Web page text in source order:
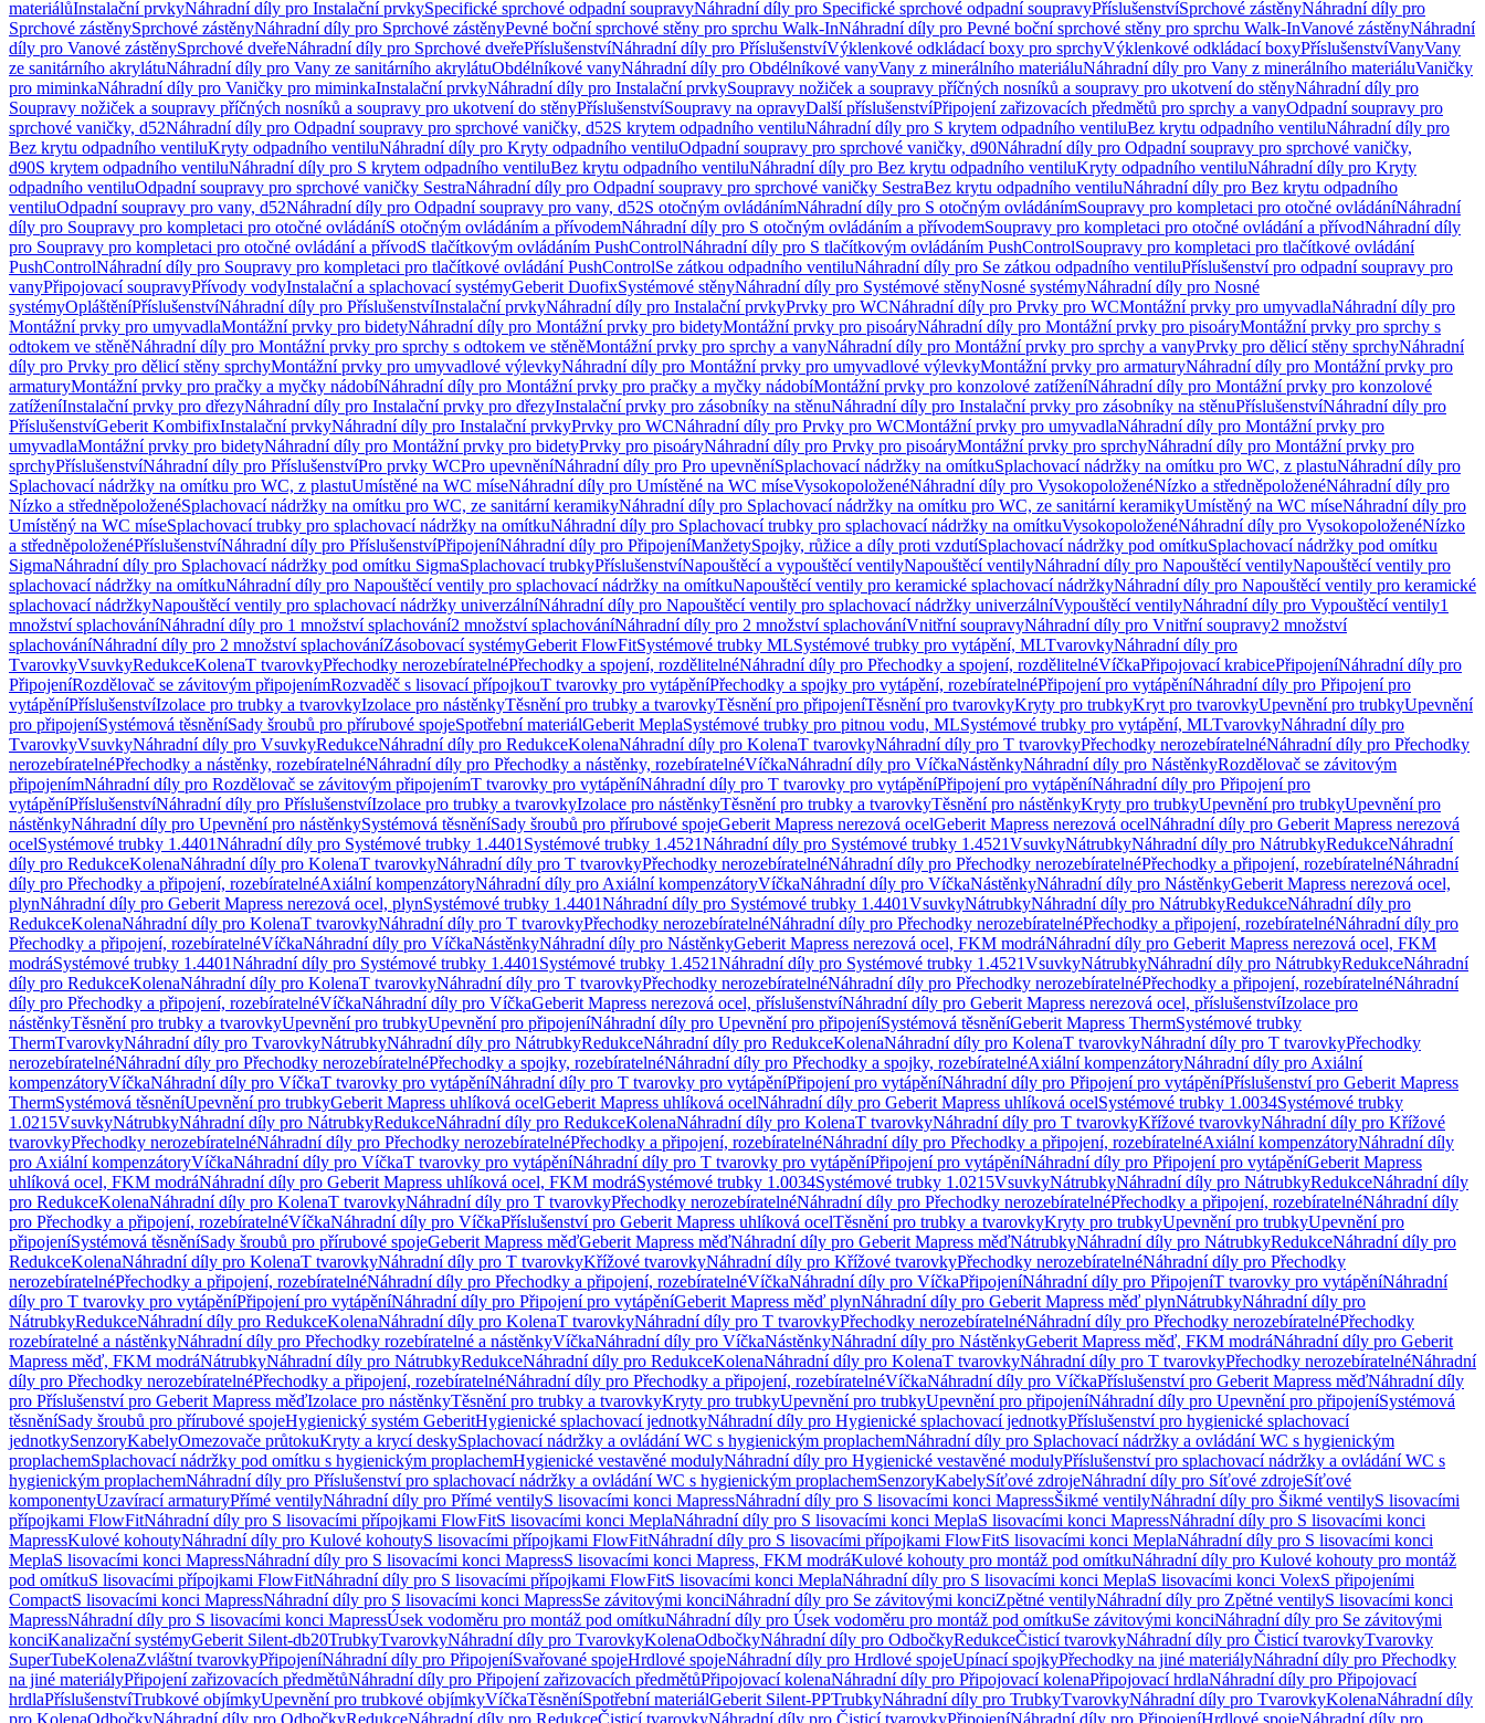
materiálůInstalační prvkyNáhradní díly pro Instalační prvkySpecifické sprchové odpadní soupravyNáhradní díly pro Specifické sprchové odpadní soupravyPříslušenstvíSprchové zástěnyNáhradní díly pro
Sprchové zástěnySprchové zástěnyNáhradní díly pro Sprchové zástěnyPevné boční sprchové stěny pro sprchu Walk-InNáhradní díly pro Pevné boční sprchové stěny pro sprchu Walk-InVanové zástěnyNáhradní
díly pro Vanové zástěnySprchové dveřeNáhradní díly pro Sprchové dveřePříslušenstvíNáhradní díly pro PříslušenstvíVýklenkové odkládací boxy pro sprchyVýklenkové odkládací boxyPříslušenstvíVanyVany
ze sanitárního akrylátuNáhradní díly pro Vany ze sanitárního akrylátuObdélníkové vanyNáhradní díly pro Obdélníkové vanyVany z minerálního materiáluNáhradní díly pro Vany z minerálního materiáluVaničky
pro miminkaNáhradní díly pro Vaničky pro miminkaInstalační prvkyNáhradní díly pro Instalační prvkySoupravy nožiček a soupravy příčných nosníků a soupravy pro ukotvení do stěnyNáhradní díly pro
Soupravy nožiček a soupravy příčných nosníků a soupravy pro ukotvení do stěnyPříslušenstvíSoupravy na opravyDalší příslušenstvíPřipojení zařizovacích předmětů pro sprchy a vanyOdpadní soupravy pro
sprchové vaničky, d52Náhradní díly pro Odpadní soupravy pro sprchové vaničky, d52S krytem odpadního ventiluNáhradní díly pro S krytem odpadního ventiluBez krytu odpadního ventiluNáhradní díly pro
Bez krytu odpadního ventiluKryty odpadního ventiluNáhradní díly pro Kryty odpadního ventiluOdpadní soupravy pro sprchové vaničky, d90Náhradní díly pro Odpadní soupravy pro sprchové vaničky,
d90S krytem odpadního ventiluNáhradní díly pro S krytem odpadního ventiluBez krytu odpadního ventiluNáhradní díly pro Bez krytu odpadního ventiluKryty odpadního ventiluNáhradní díly pro Kryty
odpadního ventiluOdpadní soupravy pro sprchové vaničky SestraNáhradní díly pro Odpadní soupravy pro sprchové vaničky SestraBez krytu odpadního ventiluNáhradní díly pro Bez krytu odpadního
ventiluOdpadní soupravy pro vany, d52Náhradní díly pro Odpadní soupravy pro vany, d52S otočným ovládánímNáhradní díly pro S otočným ovládánímSoupravy pro kompletaci pro otočné ovládáníNáhradní
díly pro Soupravy pro kompletaci pro otočné ovládáníS otočným ovládáním a přívodemNáhradní díly pro S otočným ovládáním a přívodemSoupravy pro kompletaci pro otočné ovládání a přívodNáhradní díly
pro Soupravy pro kompletaci pro otočné ovládání a přívodS tlačítkovým ovládáním PushControlNáhradní díly pro S tlačítkovým ovládáním PushControlSoupravy pro kompletaci pro tlačítkové ovládání
PushControlNáhradní díly pro Soupravy pro kompletaci pro tlačítkové ovládání PushControlSe zátkou odpadního ventiluNáhradní díly pro Se zátkou odpadního ventiluPříslušenství pro odpadní soupravy pro
vanyPřipojovací soupravyPřívody vodyInstalační a splachovací systémyGeberit DuofixSystémové stěnyNáhradní díly pro Systémové stěnyNosné systémyNáhradní díly pro Nosné
systémyOpláštěníPříslušenstvíNáhradní díly pro PříslušenstvíInstalační prvkyNáhradní díly pro Instalační prvkyPrvky pro WCNáhradní díly pro Prvky pro WCMontážní prvky pro umyvadlaNáhradní díly pro
Montážní prvky pro umyvadlaMontážní prvky pro bidetyNáhradní díly pro Montážní prvky pro bidetyMontážní prvky pro pisoáryNáhradní díly pro Montážní prvky pro pisoáryMontážní prvky pro sprchy s
odtokem ve stěněNáhradní díly pro Montážní prvky pro sprchy s odtokem ve stěněMontážní prvky pro sprchy a vanyNáhradní díly pro Montážní prvky pro sprchy a vanyPrvky pro dělicí stěny sprchyNáhradní
díly pro Prvky pro dělicí stěny sprchyMontážní prvky pro umyvadlové výlevkyNáhradní díly pro Montážní prvky pro umyvadlové výlevkyMontážní prvky pro armaturyNáhradní díly pro Montážní prvky pro
armaturyMontážní prvky pro pračky a myčky nádobíNáhradní díly pro Montážní prvky pro pračky a myčky nádobíMontážní prvky pro konzolové zatíženíNáhradní díly pro Montážní prvky pro konzolové
zatíženíInstalační prvky pro dřezyNáhradní díly pro Instalační prvky pro dřezyInstalační prvky pro zásobníky na stěnuNáhradní díly pro Instalační prvky pro zásobníky na stěnuPříslušenstvíNáhradní díly pro
PříslušenstvíGeberit KombifixInstalační prvkyNáhradní díly pro Instalační prvkyPrvky pro WCNáhradní díly pro Prvky pro WCMontážní prvky pro umyvadlaNáhradní díly pro Montážní prvky pro
umyvadlaMontážní prvky pro bidetyNáhradní díly pro Montážní prvky pro bidetyPrvky pro pisoáryNáhradní díly pro Prvky pro pisoáryMontážní prvky pro sprchyNáhradní díly pro Montážní prvky pro
sprchyPříslušenstvíNáhradní díly pro PříslušenstvíPro prvky WCPro upevněníNáhradní díly pro Pro upevněníSplachovací nádržky na omítkuSplachovací nádržky na omítku pro WC, z plastuNáhradní díly pro
Splachovací nádržky na omítku pro WC, z plastuUmístěné na WC míseNáhradní díly pro Umístěné na WC míseVysokopoloženéNáhradní díly pro VysokopoloženéNízko a středněpoloženéNáhradní díly pro
Nízko a středněpoloženéSplachovací nádržky na omítku pro WC, ze sanitární keramikyNáhradní díly pro Splachovací nádržky na omítku pro WC, ze sanitární keramikyUmístěný na WC míseNáhradní díly pro
Umístěný na WC míseSplachovací trubky pro splachovací nádržky na omítkuNáhradní díly pro Splachovací trubky pro splachovací nádržky na omítkuVysokopoloženéNáhradní díly pro VysokopoloženéNízko
a středněpoloženéPříslušenstvíNáhradní díly pro PříslušenstvíPřipojeníNáhradní díly pro PřipojeníManžetySpojky, růžice a díly proti vzdutíSplachovací nádržky pod omítkuSplachovací nádržky pod omítku
SigmaNáhradní díly pro Splachovací nádržky pod omítku SigmaSplachovací trubkyPříslušenstvíNapouštěcí a vypouštěcí ventilyNapouštěcí ventilyNáhradní díly pro Napouštěcí ventilyNapouštěcí ventily pro
splachovací nádržky na omítkuNáhradní díly pro Napouštěcí ventily pro splachovací nádržky na omítkuNapouštěcí ventily pro keramické splachovací nádržkyNáhradní díly pro Napouštěcí ventily pro keramické
splachovací nádržkyNapouštěcí ventily pro splachovací nádržky univerzálníNáhradní díly pro Napouštěcí ventily pro splachovací nádržky univerzálníVypouštěcí ventilyNáhradní díly pro Vypouštěcí ventily1
množství splachováníNáhradní díly pro 1 množství splachování2 množství splachováníNáhradní díly pro 2 množství splachováníVnitřní soupravyNáhradní díly pro Vnitřní soupravy2 množství
splachováníNáhradní díly pro 2 množství splachováníZásobovací systémyGeberit FlowFitSystémové trubky MLSystémové trubky pro vytápění, MLTvarovkyNáhradní díly pro
TvarovkyVsuvkyRedukceKolenaT tvarovkyPřechodky nerozebíratelnéPřechodky a spojení, rozdělitelnéNáhradní díly pro Přechodky a spojení, rozdělitelnéVíčkaPřipojovací krabicePřipojeníNáhradní díly pro
PřipojeníRozdělovač se závitovým připojenímRozvaděč s lisovací přípojkouT tvarovky pro vytápěníPřechodky a spojky pro vytápění, rozebíratelnéPřipojení pro vytápěníNáhradní díly pro Připojení pro
vytápěníPříslušenstvíIzolace pro trubky a tvarovkyIzolace pro nástěnkyTěsnění pro trubky a tvarovkyTěsnění pro připojeníTěsnění pro tvarovkyKryty pro trubkyKryt pro tvarovkyUpevnění pro trubkyUpevnění
pro připojeníSystémová těsněníSady šroubů pro přírubové spojeSpotřební materiálGeberit MeplaSystémové trubky pro pitnou vodu, MLSystémové trubky pro vytápění, MLTvarovkyNáhradní díly pro
TvarovkyVsuvkyNáhradní díly pro VsuvkyRedukceNáhradní díly pro RedukceKolenaNáhradní díly pro KolenaT tvarovkyNáhradní díly pro T tvarovkyPřechodky nerozebíratelnéNáhradní díly pro Přechodky
nerozebíratelnéPřechodky a nástěnky, rozebíratelnéNáhradní díly pro Přechodky a nástěnky, rozebíratelnéVíčkaNáhradní díly pro VíčkaNástěnkyNáhradní díly pro NástěnkyRozdělovač se závitovým
připojenímNáhradní díly pro Rozdělovač se závitovým připojenímT tvarovky pro vytápěníNáhradní díly pro T tvarovky pro vytápěníPřipojení pro vytápěníNáhradní díly pro Připojení pro
vytápěníPříslušenstvíNáhradní díly pro PříslušenstvíIzolace pro trubky a tvarovkyIzolace pro nástěnkyTěsnění pro trubky a tvarovkyTěsnění pro nástěnkyKryty pro trubkyUpevnění pro trubkyUpevnění pro
nástěnkyNáhradní díly pro Upevnění pro nástěnkySystémová těsněníSady šroubů pro přírubové spojeGeberit Mapress nerezová ocelGeberit Mapress nerezová ocelNáhradní díly pro Geberit Mapress nerezová
ocelSystémové trubky 1.4401Náhradní díly pro Systémové trubky 1.4401 Systémové trubky 1.4521Náhradní díly pro Systémové trubky 1.4521VsuvkyNátrubkyNáhradní díly pro NátrubkyRedukceNáhradní
díly pro RedukceKolenaNáhradní díly pro KolenaT tvarovkyNáhradní díly pro T tvarovkyPřechodky nerozebíratelnéNáhradní díly pro Přechodky nerozebíratelnéPřechodky a připojení, rozebíratelnéNáhradní
díly pro Přechodky a připojení, rozebíratelnéAxiální kompenzátoryNáhradní díly pro Axiální kompenzátoryVíčkaNáhradní díly pro VíčkaNástěnkyNáhradní díly pro NástěnkyGeberit Mapress nerezová ocel,
plynNáhradní díly pro Geberit Mapress nerezová ocel, plynSystémové trubky 1.4401Náhradní díly pro Systémové trubky 1.4401VsuvkyNátrubkyNáhradní díly pro NátrubkyRedukceNáhradní díly pro
RedukceKolenaNáhradní díly pro KolenaT tvarovkyNáhradní díly pro T tvarovkyPřechodky nerozebíratelnéNáhradní díly pro Přechodky nerozebíratelnéPřechodky a připojení, rozebíratelnéNáhradní díly pro
Přechodky a připojení, rozebíratelnéVíčkaNáhradní díly pro VíčkaNástěnkyNáhradní díly pro NástěnkyGeberit Mapress nerezová ocel, FKM modráNáhradní díly pro Geberit Mapress nerezová ocel, FKM
modráSystémové trubky 1.4401Náhradní díly pro Systémové trubky 1.4401 Systémové trubky 1.4521Náhradní díly pro Systémové trubky 1.4521VsuvkyNátrubkyNáhradní díly pro NátrubkyRedukceNáhradní
díly pro RedukceKolenaNáhradní díly pro KolenaT tvarovkyNáhradní díly pro T tvarovkyPřechodky nerozebíratelnéNáhradní díly pro Přechodky nerozebíratelnéPřechodky a připojení, rozebíratelnéNáhradní
díly pro Přechodky a připojení, rozebíratelnéVíčkaNáhradní díly pro VíčkaGeberit Mapress nerezová ocel, příslušenstvíNáhradní díly pro Geberit Mapress nerezová ocel, příslušenstvíIzolace pro
nástěnkyTěsnění pro trubky a tvarovkyUpevnění pro trubkyUpevnění pro připojeníNáhradní díly pro Upevnění pro připojeníSystémová těsněníGeberit Mapress ThermSystémové trubky
ThermTvarovkyNáhradní díly pro TvarovkyNátrubkyNáhradní díly pro NátrubkyRedukceNáhradní díly pro RedukceKolenaNáhradní díly pro KolenaT tvarovkyNáhradní díly pro T tvarovkyPřechodky
nerozebíratelnéNáhradní díly pro Přechodky nerozebíratelnéPřechodky a spojky, rozebíratelnéNáhradní díly pro Přechodky a spojky, rozebíratelnéAxiální kompenzátoryNáhradní díly pro Axiální
kompenzátoryVíčkaNáhradní díly pro VíčkaT tvarovky pro vytápěníNáhradní díly pro T tvarovky pro vytápěníPřipojení pro vytápěníNáhradní díly pro Připojení pro vytápěníPříslušenství pro Geberit Mapress
ThermSystémová těsněníUpevnění pro trubkyGeberit Mapress uhlíková ocelGeberit Mapress uhlíková ocelNáhradní díly pro Geberit Mapress uhlíková ocelSystémové trubky 1.0034Systémové trubky
1.0215VsuvkyNátrubkyNáhradní díly pro NátrubkyRedukceNáhradní díly pro RedukceKolenaNáhradní díly pro KolenaT tvarovkyNáhradní díly pro T tvarovkyKřížové tvarovkyNáhradní díly pro Křížové
tvarovkyPřechodky nerozebíratelnéNáhradní díly pro Přechodky nerozebíratelnéPřechodky a připojení, rozebíratelnéNáhradní díly pro Přechodky a připojení, rozebíratelnéAxiální kompenzátoryNáhradní díly
pro Axiální kompenzátoryVíčkaNáhradní díly pro VíčkaT tvarovky pro vytápěníNáhradní díly pro T tvarovky pro vytápěníPřipojení pro vytápěníNáhradní díly pro Připojení pro vytápěníGeberit Mapress
uhlíková ocel, FKM modráNáhradní díly pro Geberit Mapress uhlíková ocel, FKM modráSystémové trubky 1.0034Systémové trubky 1.0215VsuvkyNátrubkyNáhradní díly pro NátrubkyRedukceNáhradní díly
pro RedukceKolenaNáhradní díly pro KolenaT tvarovkyNáhradní díly pro T tvarovkyPřechodky nerozebíratelnéNáhradní díly pro Přechodky nerozebíratelnéPřechodky a připojení, rozebíratelnéNáhradní díly
pro Přechodky a připojení, rozebíratelnéVíčkaNáhradní díly pro VíčkaPříslušenství pro Geberit Mapress uhlíková ocelTěsnění pro trubky a tvarovkyKryty pro trubkyUpevnění pro trubkyUpevnění pro
připojeníSystémová těsněníSady šroubů pro přírubové spojeGeberit Mapress měďGeberit Mapress měďNáhradní díly pro Geberit Mapress měďNátrubkyNáhradní díly pro NátrubkyRedukceNáhradní díly pro
RedukceKolenaNáhradní díly pro KolenaT tvarovkyNáhradní díly pro T tvarovkyKřížové tvarovkyNáhradní díly pro Křížové tvarovkyPřechodky nerozebíratelnéNáhradní díly pro Přechodky
nerozebíratelnéPřechodky a připojení, rozebíratelnéNáhradní díly pro Přechodky a připojení, rozebíratelnéVíčkaNáhradní díly pro VíčkaPřipojeníNáhradní díly pro PřipojeníT tvarovky pro vytápěníNáhradní
díly pro T tvarovky pro vytápěníPřipojení pro vytápěníNáhradní díly pro Připojení pro vytápěníGeberit Mapress měď plynNáhradní díly pro Geberit Mapress měď plynNátrubkyNáhradní díly pro
NátrubkyRedukceNáhradní díly pro RedukceKolenaNáhradní díly pro KolenaT tvarovkyNáhradní díly pro T tvarovkyPřechodky nerozebíratelnéNáhradní díly pro Přechodky nerozebíratelnéPřechodky
rozebíratelné a nástěnkyNáhradní díly pro Přechodky rozebíratelné a nástěnkyVíčkaNáhradní díly pro VíčkaNástěnkyNáhradní díly pro NástěnkyGeberit Mapress měď, FKM modráNáhradní díly pro Geberit
Mapress měď, FKM modráNátrubkyNáhradní díly pro NátrubkyRedukceNáhradní díly pro RedukceKolenaNáhradní díly pro KolenaT tvarovkyNáhradní díly pro T tvarovkyPřechodky nerozebíratelnéNáhradní
díly pro Přechodky nerozebíratelnéPřechodky a připojení, rozebíratelnéNáhradní díly pro Přechodky a připojení, rozebíratelnéVíčkaNáhradní díly pro VíčkaPříslušenství pro Geberit Mapress měďNáhradní díly
pro Příslušenství pro Geberit Mapress měďIzolace pro nástěnkyTěsnění pro trubky a tvarovkyKryty pro trubkyUpevnění pro trubkyUpevnění pro připojeníNáhradní díly pro Upevnění pro připojeníSystémová
těsněníSady šroubů pro přírubové spojeHygienický systém GeberitHygienické splachovací jednotkyNáhradní díly pro Hygienické splachovací jednotkyPříslušenství pro hygienické splachovací
jednotkySenzoryKabelyOmezovače průtokuKryty a krycí deskySplachovací nádržky a ovládání WC s hygienickým proplachemNáhradní díly pro Splachovací nádržky a ovládání WC s hygienickým
proplachemSplachovací nádržky pod omítku s hygienickým proplachemHygienické vestavěné modulyNáhradní díly pro Hygienické vestavěné modulyPříslušenství pro splachovací nádržky a ovládání WC s
hygienickým proplachemNáhradní díly pro Příslušenství pro splachovací nádržky a ovládání WC s hygienickým proplachemSenzoryKabelySíťové zdrojeNáhradní díly pro Síťové zdrojeSíťové
komponentyUzavírací armaturyPřímé ventilyNáhradní díly pro Přímé ventilyS lisovacími konci MapressNáhradní díly pro S lisovacími konci MapressŠikmé ventilyNáhradní díly pro Šikmé ventilyS lisovacími
přípojkami FlowFitNáhradní díly pro S lisovacími přípojkami FlowFitS lisovacími konci MeplaNáhradní díly pro S lisovacími konci MeplaS lisovacími konci MapressNáhradní díly pro S lisovacími konci
MapressKulové kohoutyNáhradní díly pro Kulové kohoutyS lisovacími přípojkami FlowFitNáhradní díly pro S lisovacími přípojkami FlowFitS lisovacími konci MeplaNáhradní díly pro S lisovacími konci
MeplaS lisovacími konci MapressNáhradní díly pro S lisovacími konci MapressS lisovacími konci Mapress, FKM modráKulové kohouty pro montáž pod omítkuNáhradní díly pro Kulové kohouty pro montáž
pod omítkuS lisovacími přípojkami FlowFitNáhradní díly pro S lisovacími přípojkami FlowFitS lisovacími konci MeplaNáhradní díly pro S lisovacími konci MeplaS lisovacími konci VolexS připojeními
CompactS lisovacími konci MapressNáhradní díly pro S lisovacími konci MapressSe závitovými konciNáhradní díly pro Se závitovými konciZpětné ventilyNáhradní díly pro Zpětné ventilyS lisovacími konci
MapressNáhradní díly pro S lisovacími konci MapressÚsek vodoměru pro montáž pod omítkuNáhradní díly pro Úsek vodoměru pro montáž pod omítkuSe závitovými konciNáhradní díly pro Se závitovými
konciKanalizační systémyGeberit Silent-db20TrubkyTvarovkyNáhradní díly pro TvarovkyKolenaOdbočkyNáhradní díly pro OdbočkyRedukceČisticí tvarovkyNáhradní díly pro Čisticí tvarovkyTvarovky
SuperTubeKolenaZvláštní tvarovkyPřipojeníNáhradní díly pro PřipojeníSvařované spojeHrdlové spojeNáhradní díly pro Hrdlové spojeUpínací spojkyPřechodky na jiné materiályNáhradní díly pro Přechodky
na jiné materiályPřipojení zařizovacích předmětůNáhradní díly pro Připojení zařizovacích předmětůPřipojovací kolenaNáhradní díly pro Připojovací kolenaPřipojovací hrdlaNáhradní díly pro Připojovací
hrdlaPříslušenstvíTrubkové objímkyUpevnění pro trubkové objímkyVíčkaTěsněníSpotřební materiálGeberit Silent-PPTrubkyNáhradní díly pro TrubkyTvarovkyNáhradní díly pro TvarovkyKolenaNáhradní díly
pro KolenaOdbočkyNáhradní díly pro OdbočkyRedukceNáhradní díly pro RedukceČisticí tvarovkyNáhradní díly pro Čisticí tvarovkyPřipojeníNáhradní díly pro PřipojeníHrdlové spojeNáhradní díly pro